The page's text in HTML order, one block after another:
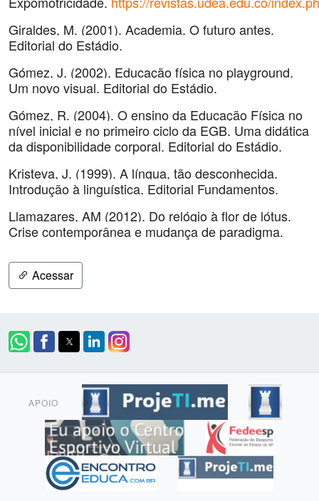
Giraldes, M. (2001). Academia. O futuro antes.
Editorial do Estádio.
Gómez, J. (2002). Educação física no playground.
Um novo visual. Editorial do Estádio.
Gómez, R. (2004). O ensino da Educação Física no
nível inicial e no primeiro ciclo da EGB. Uma didática
da disponibilidade corporal. Editorial do Estádio.
Kristeva, J. (1999). A língua, tão desconhecida.
Introdução à linguística. Editorial Fundamentos.
Llamazares, AM (2012). Do relógio à flor de lótus.
Crise contemporânea e mudança de paradigma.
Acessar
APOIO